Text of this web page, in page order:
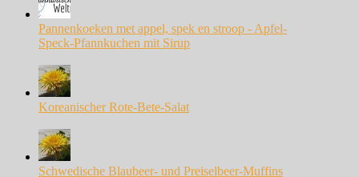
Pannenkoeken met appel, spek en stroop - Apfel-
Speck-Pfannkuchen mit Sirup
Koreanischer Rote-Bete-Salat
Schwedische Blaubeer- und Preiselbeer-Muffins